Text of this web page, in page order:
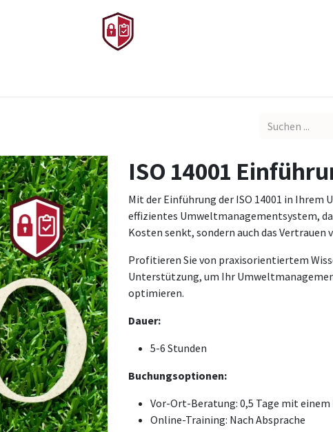
ISO 14001
Mit der Einführung der ISO 14001 in Ihrem
effizientes Umweltmanagementsystem,
Kosten senkt, sondern auch das
Profitieren Sie von praxisorientiertem
Unterstützung, um Ihr
optimieren.
Dauer:
5-6 Stunden
Buchungsoptionen:
Vor-Ort-Beratung: 0,5 Tage mit
Online-Training: Nach Absprache